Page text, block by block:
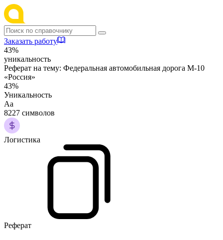
Заказать работу
43%
уникальность
Реферат на тему: Федеральная автомобильная дорога М-10
«Россия»
43%
Уникальность
Аа
8227 символов
Логистика
Реферат